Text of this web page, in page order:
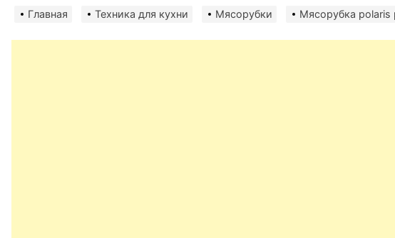
безопасности
Главная Техника для кухни Мясорубки Мясорубка polaris